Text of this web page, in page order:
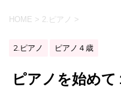
HOME > 2.ピアノ >
2.ピアノ ピアノ４歳
ピアノを始めて